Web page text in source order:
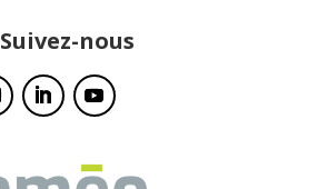
Suivez-nous